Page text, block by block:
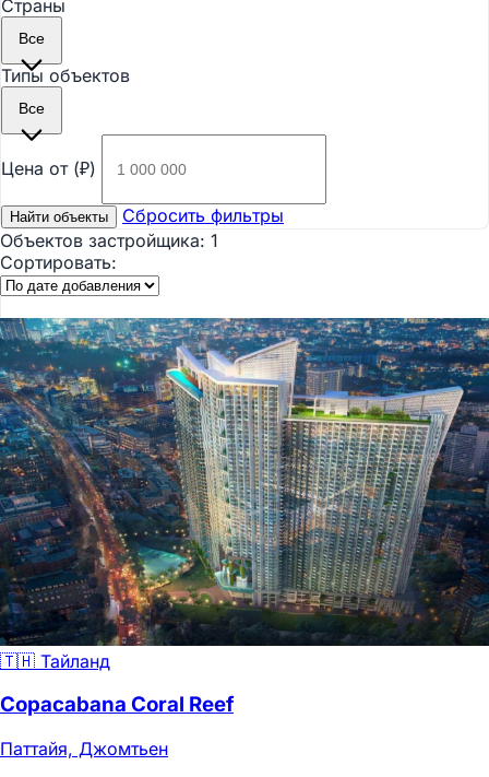
Страны
Все
Типы объектов
Все
Цена от (₽)
Найти объекты
Сбросить фильтры
Объектов застройщика: 1
Сортировать:
🇹🇭 Тайланд
Copacabana Coral Reef
Паттайя, Джомтьен